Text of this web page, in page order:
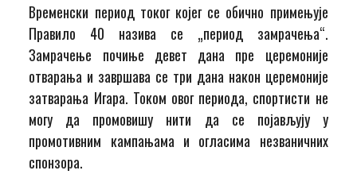
Временски период токог којег се обично примењује
Правило 40 назива се „период замрачења“.
Замрачење почиње девет дана пре церемоније
отварања и завршава се три дана након церемоније
затварања Игара. Током овог периода, спортисти не
могу да промовишу нити да се појављују у
промотивним кампањама и огласима незваничних
спонзора.